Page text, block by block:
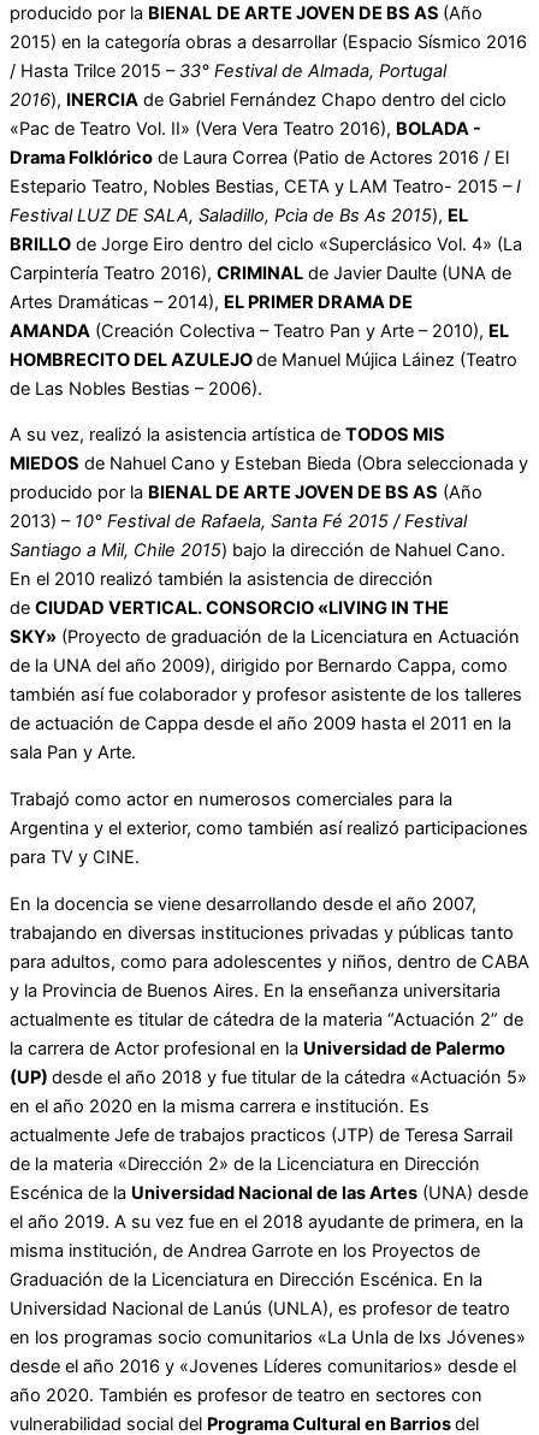
producido por la BIENAL DE ARTE JOVEN DE BS AS (Año
2015) en la categoría obras a desarrollar (Espacio Sísmico 2016
/ Hasta Trilce 2015 – 33° Festival de Almada, Portugal
2016), INERCIA de Gabriel Fernández Chapo dentro del ciclo
«Pac de Teatro Vol. II» (Vera Vera Teatro 2016), BOLADA -
Drama Folklórico de Laura Correa (Patio de Actores 2016 / El
Estepario Teatro, Nobles Bestias, CETA y LAM Teatro- 2015 –I
Festival LUZ DE SALA, Saladillo, Pcia de Bs As 2015), EL
BRILLO de Jorge Eiro dentro del ciclo «Superclásico Vol. 4» (La
Carpintería Teatro 2016), CRIMINAL de Javier Daulte (UNA de
Artes Dramáticas – 2014), EL PRIMER DRAMA DE
AMANDA (Creación Colectiva – Teatro Pan y Arte – 2010), EL
HOMBRECITO DEL AZULEJOde Manuel Mújica Láinez (Teatro
de Las Nobles Bestias – 2006).
A su vez, realizó la asistencia artística de TODOS MIS
MIEDOS de Nahuel Cano y Esteban Bieda (Obra seleccionada y
producido por la BIENAL DE ARTE JOVEN DE BS AS (Año
2013) – 10° Festival de Rafaela, Santa Fé 2015 / Festival
Santiago a Mil, Chile 2015) bajo la dirección de Nahuel Cano.
En el 2010 realizó también la asistencia de dirección
de CIUDAD VERTICAL. CONSORCIO «LIVING IN THE
SKY» (Proyecto de graduación de la Licenciatura en Actuación
de la UNA del año 2009), dirigido por Bernardo Cappa, como
también así fue colaborador y profesor asistente de los talleres
de actuación de Cappa desde el año 2009 hasta el 2011 en la
sala Pan y Arte.
Trabajó como actor en numerosos comerciales para la
Argentina y el exterior, como también así realizó participaciones
para TV y CINE.
En la docencia se viene desarrollando desde el año 2007,
trabajando en diversas instituciones privadas y públicas tanto
para adultos, como para adolescentes y niños, dentro de CABA
y la Provincia de Buenos Aires. En la enseñanza universitaria
actualmente es titular de cátedra de la materia “Actuación 2” de
la carrera de Actor profesional en la Universidad de Palermo
(UP) desde el año 2018 y fue titular de la cátedra «Actuación 5»
en el año 2020 en la misma carrera e institución. Es
actualmente Jefe de trabajos practicos (JTP) de Teresa Sarrail
de la materia «Dirección 2» de la Licenciatura en Dirección
Escénica de la Universidad Nacional de las Artes (UNA) desde
el año 2019. A su vez fue en el 2018 ayudante de primera, en la
misma institución, de Andrea Garrote en los Proyectos de
Graduación de la Licenciatura en Dirección Escénica. En la
Universidad Nacional de Lanús (UNLA), es profesor de teatro
en los programas socio comunitarios «La Unla de lxs Jóvenes»
desde el año 2016 y «Jovenes Líderes comunitarios» desde el
año 2020. También es profesor de teatro en sectores con
vulnerabilidad social del Programa Cultural en Barriosdel